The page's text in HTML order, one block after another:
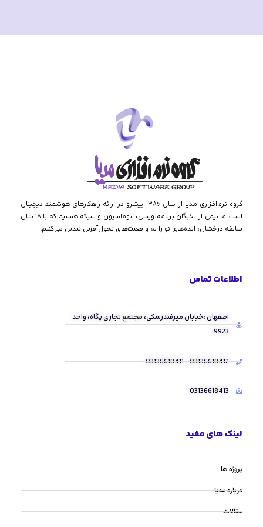
گروه نرم‌افزاری مدیا از سال ۱۳۸۶ پیشرو در ارائه راهکارهای هوشمند دیجیتال
است. ما تیمی از نخبگان برنامه‌نویسی، اتوماسیون و شبکه هستیم که با ۱۸ سال
سابقه درخشان، ایده‌های نو را به واقعیت‌های تحول‌آفرین تبدیل می‌کنیم.
اطلاعات تماس
اصفهان ،خیابان میرفندرسکی، مجتمع تجاری پگاه، واحد
9923
03136618412 - 03136618411
03136618413
لینک های مفید
پروژه ها
درباره مدیا
مقالات